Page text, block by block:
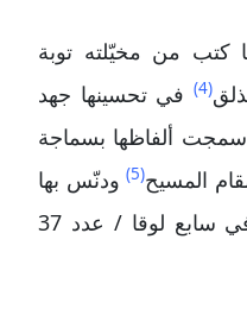
كتب من مخيّلته توبة
(4)
في تحسينها جهد
سمجت ألفاظها بسماجة
المسيح(5)
ودنّس بها
قدس التوبة والتائب. اُنظر في سابع لوقا / عدد 37